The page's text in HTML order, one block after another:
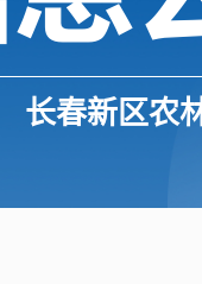
长春新区农